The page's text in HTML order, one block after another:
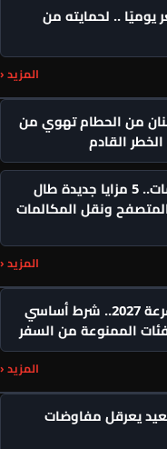
يوميًا .. لحمايته من
المزيد ‹
من الحطام تهوي من
القادم
واتساب يقلب قواعد المكالمات.. 5 مزايا جديدة طال
ونقل المكالمات
المزيد ‹
الداخلية تحسم شروط حج القرعة 2027.. شرط أساسي
الممنوعة من السفر
المزيد ‹
يعرقل مفاوضات